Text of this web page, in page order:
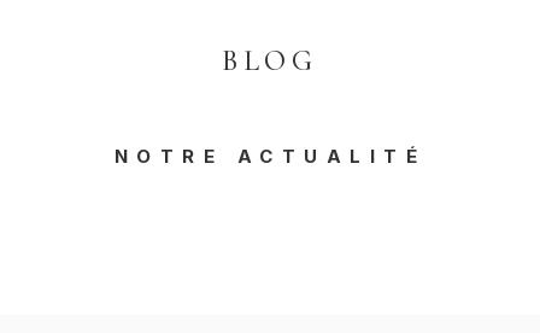
BLOG
NOTRE ACTUALITÉ